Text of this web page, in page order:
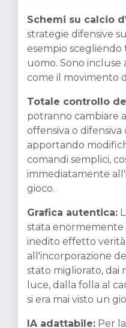
Schemi su calcio
strategie difensive
esempio scegliendo
uomo. Sono incluse
come il movimento
Totale controllo
potranno cambiare
offensiva o difensiva
apportando
comandi semplici,
immediatamente
gioco.
Grafica autentica:
stata
inedito effetto verità
all'incorporazione
stato migliorato, dai
luce, dalla folla al
si era mai visto un
IA adattabile: Per